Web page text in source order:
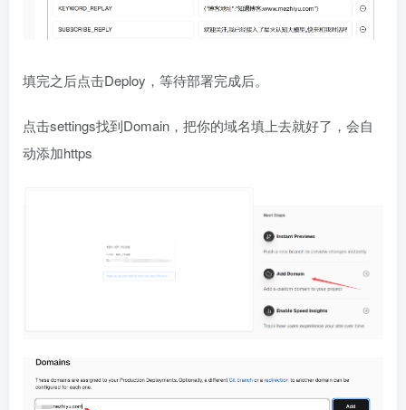
填完之后点击Deploy，等待部署完成后。
点击settings找到Domain，把你的域名填上去就好了，会自
动添加https